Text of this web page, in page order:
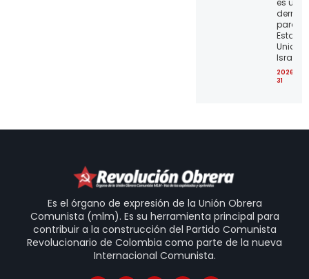
es una
derrota
para
Unidos
Israel
2026-
31
Es el órgano de expresión de la Unión Obrera
Comunista (mlm). Es su herramienta principal para
contribuir a la construcción del Partido Comunista
Revolucionario de Colombia como parte de la nueva
Internacional Comunista.